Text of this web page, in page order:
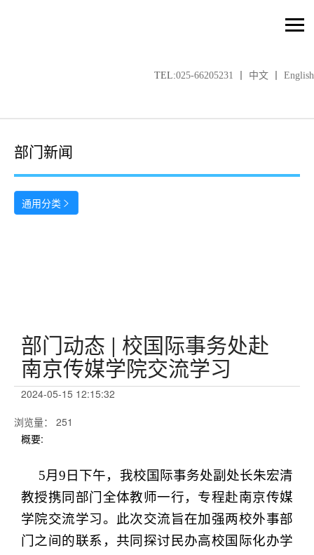
TEL:025-66205231 中文 English
部门新闻
通用分类 
部门动态 | 校国际事务处赴
南京传媒学院交流学习
2024-05-15 12:15:32
浏览量：
251
概要:
5月9日下午，我校国际事务处副处长朱宏清
教授携同部门全体教师一行，专程赴南京传媒
学院交流学习。此次交流旨在加强两校外事部
门之间的联系，共同探讨民办高校国际化办学